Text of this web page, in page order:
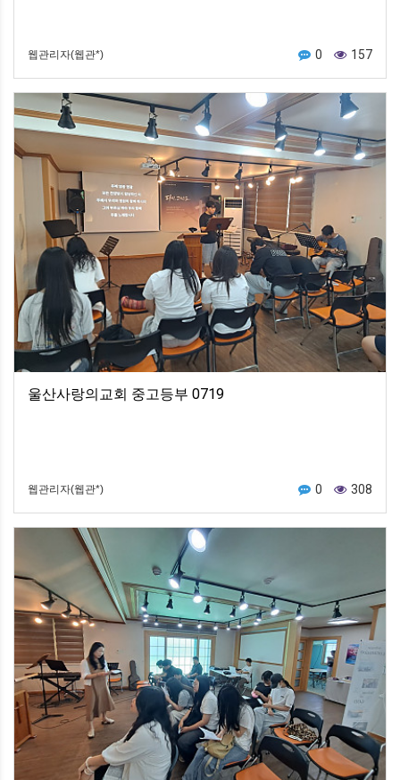
웹관리자(웹관*) 0 157
울산사랑의교회 중고등부 0719
웹관리자(웹관*) 0 308